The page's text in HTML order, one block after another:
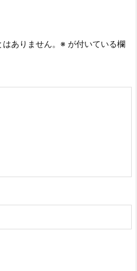
ありません。 ※ が付いている欄